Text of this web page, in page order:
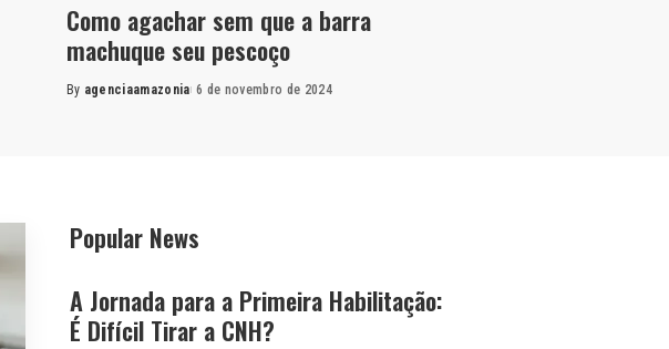
Como agachar sem que a barra
machuque seu pescoço
By agenciaamazonia 6 de novembro de 2024
Popular News
A Jornada para a Primeira Habilitação:
É Difícil Tirar a CNH?